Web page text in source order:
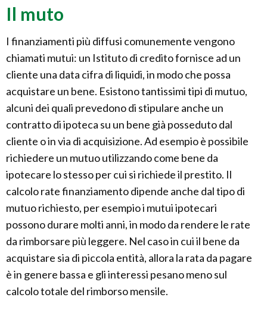
Il muto
I finanziamenti più diffusi comunemente vengono
chiamati mutui: un Istituto di credito fornisce ad un
cliente una data cifra di liquidi, in modo che possa
acquistare un bene. Esistono tantissimi tipi di mutuo,
alcuni dei quali prevedono di stipulare anche un
contratto di ipoteca su un bene già posseduto dal
cliente o in via di acquisizione. Ad esempio è possibile
richiedere un mutuo utilizzando come bene da
ipotecare lo stesso per cui si richiede il prestito. Il
calcolo rate finanziamento dipende anche dal tipo di
mutuo richiesto, per esempio i mutui ipotecari
possono durare molti anni, in modo da rendere le rate
da rimborsare più leggere. Nel caso in cui il bene da
acquistare sia di piccola entità, allora la rata da pagare
è in genere bassa e gli interessi pesano meno sul
calcolo totale del rimborso mensile.